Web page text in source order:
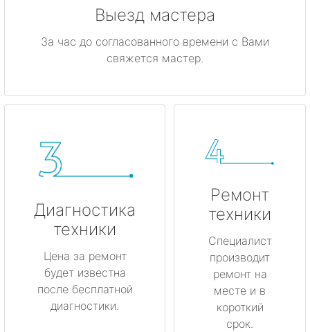
Выезд мастера
За час до согласованного времени с Вами
свяжется мастер.
Диагностика
техники
Цена за ремонт
будет известна
после бесплатной
диагностики.
Ремонт
техники
Специалист
производит
ремонт на
месте и в
короткий
срок.